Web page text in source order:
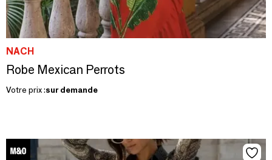
NACH
Robe Mexican Perrots
Votre prix :sur demande